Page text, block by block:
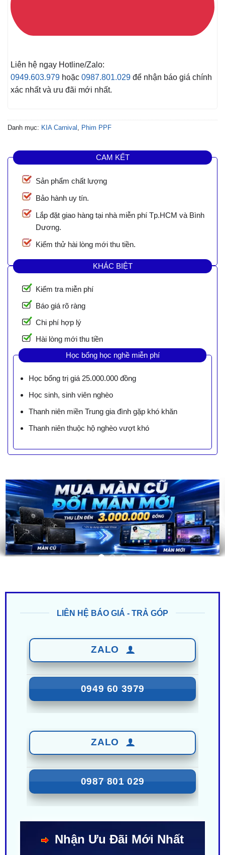
Liên hệ ngay Hotline/Zalo:
0949.603.979 hoặc 0987.801.029 để nhận báo giá chính
xác nhất và ưu đãi mới nhất.
Danh mục: KIA Carnival , Phim PPF
CAM KẾT
Sản phẩm chất lượng
Bảo hành uy tín.
Lắp đặt giao hàng tại nhà miễn phí Tp.HCM và Bình
Dương.
Kiểm thử hài lòng mới thu tiền.
KHÁC BIỆT
Kiểm tra miễn phí
Báo giá rõ ràng
Chi phí hợp lý
Hài lòng mới thu tiền
Học bổng học nghề miễn phí
Học bổng trị giá 25.000.000 đồng
Học sinh, sinh viên nghèo
Thanh niên miền Trung gia đình gặp khó khăn
Thanh niên thuộc hộ nghèo vượt khó
0949 60 3979
0987 801 029